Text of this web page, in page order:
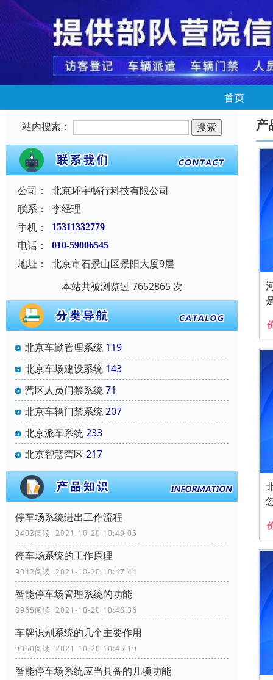
首页
站内搜索：
公司：
北京环宇畅行科技有限公司
联系：
李经理
手机：
15311332779
电话： 010-59006545
地址：
北京市石景山区景阳大厦9层
本站共被浏览过 7652865 次
北京车勤管理系统 119
北京车场建设系统 143
营区人员门禁系统71
北京车辆门禁系统207
北京派车系统233
北京智慧营区 217
停车场系统进出工作流程
9403阅读 2021-10-20 10:49:05
停车场系统的工作原理
9042阅读 2021-10-20 10:47:44
智能停车场管理系统的功能
8965阅读 2021-10-20 10:46:36
车牌识别系统的几个主要作用
9060阅读 2021-10-20 10:45:19
智能停车场系统应当具备的几项功能
产